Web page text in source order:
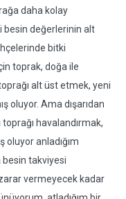
daha kolay
besin değerlerinin alt
bitki
toprak, doğa ile
alt üst etmek, yeni
oluyor. Ama dışarıdan
havalandırmak,
oluyor anladığım
besin takviyesi
vermeyecek kadar